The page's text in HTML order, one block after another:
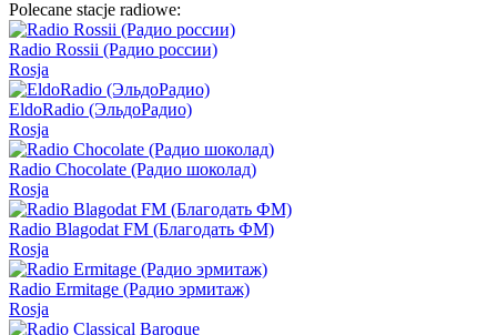
Polecane stacje radiowe:
Radio Rossii (Радио россии)
Rosja
EldoRadio (ЭльдоРадио)
Rosja
Radio Chocolate (Радио шоколад)
Rosja
Radio Blagodat FM (Благодать ФМ)
Rosja
Radio Ermitage (Радио эрмитаж)
Rosja